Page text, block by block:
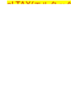
eLTAX(エルタッ